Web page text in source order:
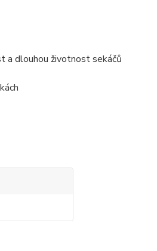
a dlouhou životnost sekáčů